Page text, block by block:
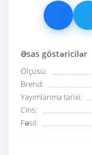
Əsas göstəricilər
Ölçüsü:
Brend:
Yayımlanma tarixi:
Cins:
Fəsil: